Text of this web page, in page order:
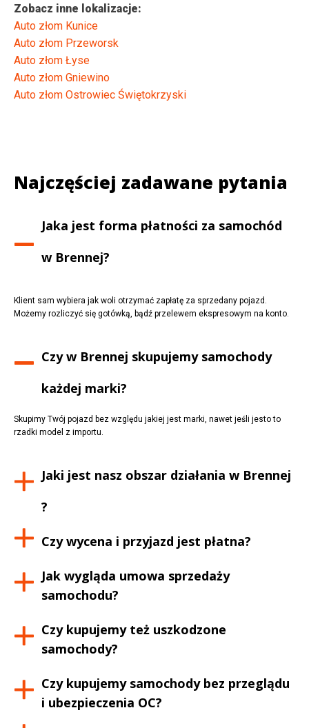
Zobacz inne lokalizacje:
Auto złom Kunice
Auto złom Przeworsk
Auto złom Łyse
Auto złom Gniewino
Auto złom Ostrowiec Świętokrzyski
Najczęściej zadawane pytania
Jaka jest forma płatności za samochód
w Brennej?
Klient sam wybiera jak woli otrzymać zapłatę za sprzedany pojazd.
Możemy rozliczyć się gotówką, bądź przelewem ekspresowym na konto.
Czy w Brennej skupujemy samochody
każdej marki?
Skupimy Twój pojazd bez względu jakiej jest marki, nawet jeśli jesto to
rzadki model z importu.
Jaki jest nasz obszar działania w Brennej
?
Czy wycena i przyjazd jest płatna?
Jak wygląda umowa sprzedaży
samochodu?
Czy kupujemy też uszkodzone
samochody?
Czy kupujemy samochody bez przeglądu
i ubezpieczenia OC?